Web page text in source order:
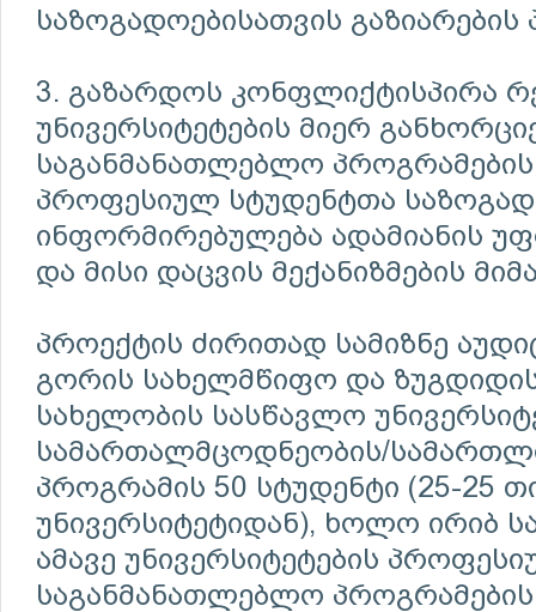
საზოგადოებისათვის გაზიარების
3. გაზარდოს კონფლიქტისპირა
უნივერსიტეტების მიერ
საგანმანათლებლო პროგრამების
პროფესიულ სტუდენტთა
ინფორმირებულება ადამიანის
და მისი დაცვის მექანიზმების
პროექტის ძირითად სამიზნე
გორის სახელმწიფო და
სახელობის სასწავლო
სამართალმცოდნეობის/
პროგრამის 50 სტუდენტი (25-25
უნივერსიტეტიდან), ხოლო ირიბ
ამავე უნივერსიტეტების
საგანმანათლებლო